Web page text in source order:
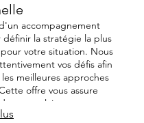
accompagnement
la stratégie la plus
votre situation. Nous
vos défis afin
meilleures approches
offre vous assure
route claire et
atteindre vos résultats